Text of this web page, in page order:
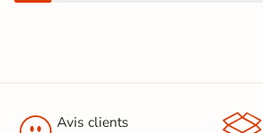
Avis clients